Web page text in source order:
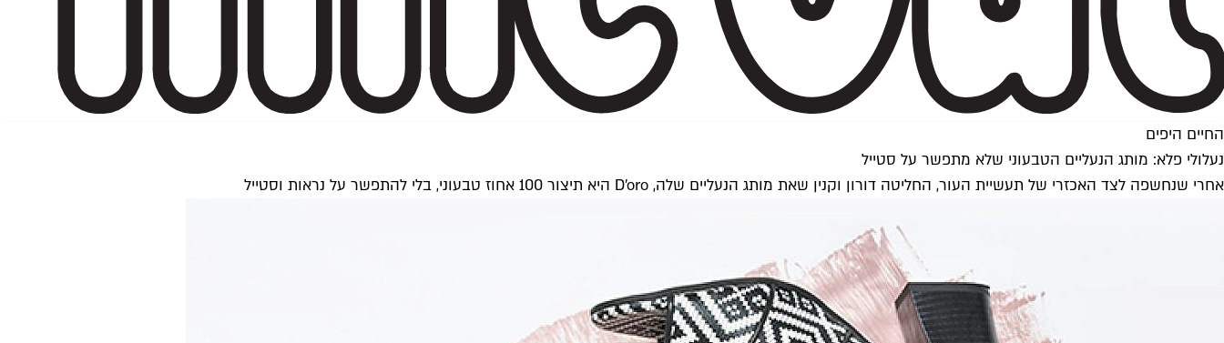
החיים היפים
נעלולי פלא: מותג הנעליים הטבעוני שלא מתפשר על סטייל
אחרי שנחשפה לצד האכזרי של תעשיית העור, החליטה דורון וקנין שאת מותג הנעליים שלה, D’oro היא תיצור 100 אחוז טבעוני, בלי להתפשר על נראות וסטייל